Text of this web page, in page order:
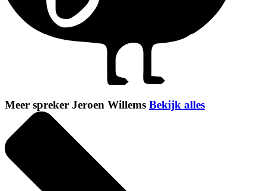
Meer spreker Jeroen Willems Bekijk alles